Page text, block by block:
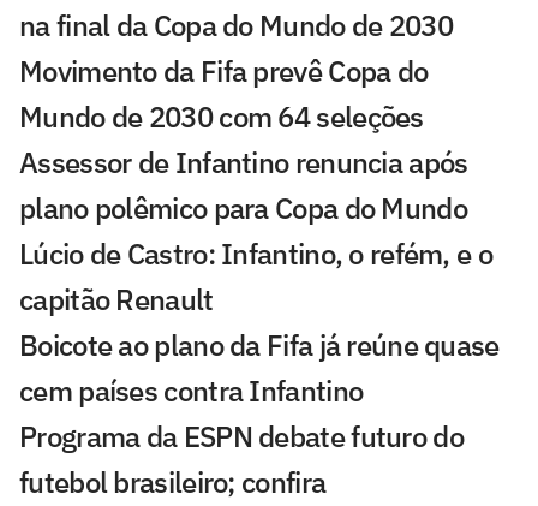
na final da Copa do Mundo de 2030
Movimento da Fifa prevê Copa do
Mundo de 2030 com 64 seleções
Assessor de Infantino renuncia após
plano polêmico para Copa do Mundo
Lúcio de Castro: Infantino, o refém, e o
capitão Renault
Boicote ao plano da Fifa já reúne quase
cem países contra Infantino
Programa da ESPN debate futuro do
futebol brasileiro; confira